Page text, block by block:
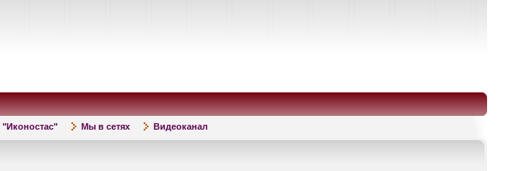
"Иконостас" Мы в сетях Видеоканал